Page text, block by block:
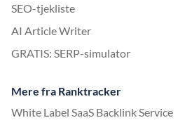
SEO-tjekliste
AI Article Writer
GRATIS: SERP-simulator
Mere fra Ranktracker
White Label SaaS Backlink Service